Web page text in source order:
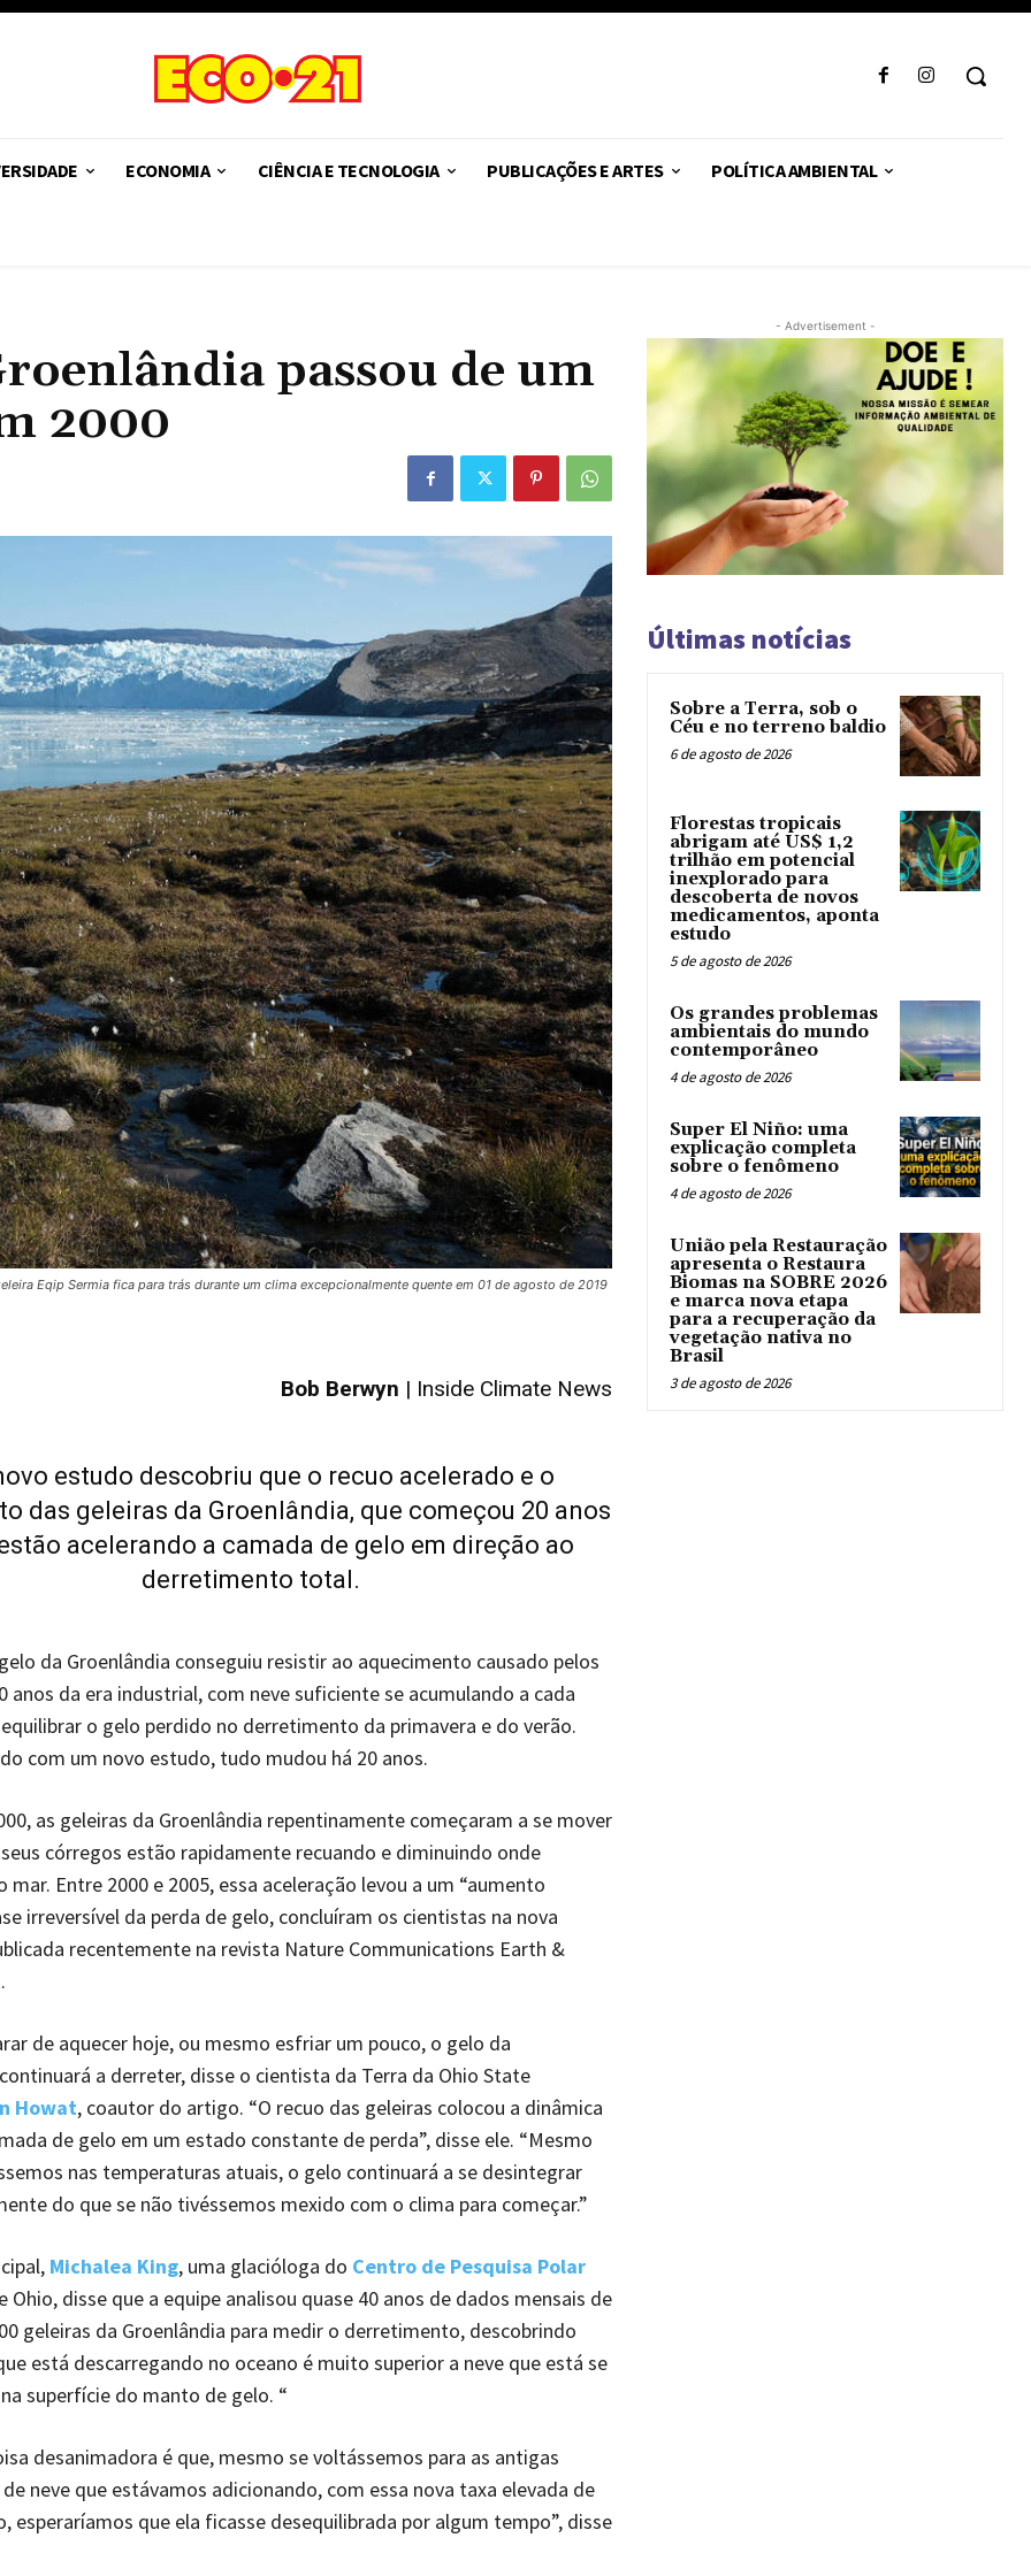
ECONOMIA CIÊNCIA E TECNOLOGIA PUBLICAÇÕES E ARTES POLÍTICA AMBIENTAL
passou de um
2000
Eqip Sermia fica para trás durante um clima excepcionalmente quente em 01 de agosto de 2019
Bob Berwyn | Inside Climate News
estudo descobriu que o recuo acelerado e o
das geleiras da Groenlândia, que começou 20 anos
acelerando a camada de gelo em direção ao
derretimento total.
da Groenlândia conseguiu resistir ao aquecimento causado pelos
anos da era industrial, com neve suficiente se acumulando a cada
o gelo perdido no derretimento da primavera e do verão.
com um novo estudo, tudo mudou há 20 anos.
as geleiras da Groenlândia repentinamente começaram a se mover
córregos estão rapidamente recuando e diminuindo onde
mar. Entre 2000 e 2005, essa aceleração levou a um “aumento
irreversível da perda de gelo, concluíram os cientistas na nova
recentemente na revista Nature Communications Earth &
de aquecer hoje, ou mesmo esfriar um pouco, o gelo da
a derreter, disse o cientista da Terra da Ohio State
Howat, coautor do artigo. “O recuo das geleiras colocou a dinâmica
de gelo em um estado constante de perda”, disse ele. “Mesmo
nas temperaturas atuais, o gelo continuará a se desintegrar
do que se não tivéssemos mexido com o clima para começar.”
Michalea King, uma glacióloga do Centro de Pesquisa Polar
disse que a equipe analisou quase 40 anos de dados mensais de
geleiras da Groenlândia para medir o derretimento, descobrindo
está descarregando no oceano é muito superior a neve que está se
superfície do manto de gelo. “
desanimadora é que, mesmo se voltássemos para as antigas
neve que estávamos adicionando, com essa nova taxa elevada de
esperaríamos que ela ficasse desequilibrada por algum tempo”, disse
- Advertisement -
Últimas notícias
Sobre a Terra, sob o
Céu e no terreno baldio
6 de agosto de 2026
Florestas tropicais
abrigam até US$ 1,2
trilhão em potencial
inexplorado para
descoberta de novos
medicamentos, aponta
estudo
5 de agosto de 2026
Os grandes problemas
ambientais do mundo
contemporâneo
4 de agosto de 2026
Super El Niño: uma
explicação completa
sobre o fenômeno
4 de agosto de 2026
União pela Restauração
apresenta o Restaura
Biomas na SOBRE 2026
e marca nova etapa
para a recuperação da
vegetação nativa no
Brasil
3 de agosto de 2026